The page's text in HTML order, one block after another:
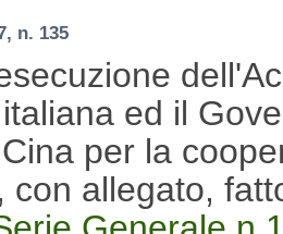
n. 135
ed il
per la
con allegato,